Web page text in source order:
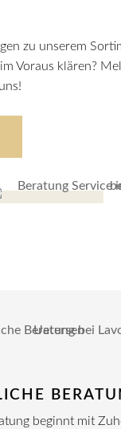
zu unserem
Voraus klären?
beginnt mit